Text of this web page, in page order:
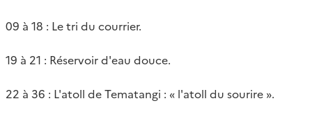
09 à 18 : Le tri du courrier.
19 à 21 : Réservoir d'eau douce.
22 à 36 : L'atoll de Tematangi : « l'atoll du sourire ».